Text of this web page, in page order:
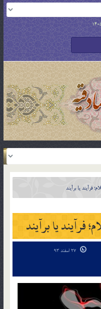
فرآیند یا برآیند
یا برآیند